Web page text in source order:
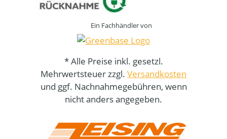
Ein Fachhändler von
* Alle Preise inkl. gesetzl.
Mehrwertsteuer zzgl. Versandkosten
und ggf. Nachnahmegebühren, wenn
nicht anders angegeben.